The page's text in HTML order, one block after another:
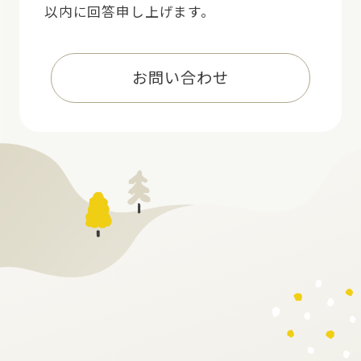
以内に回答申し上げます。
お問い合わせ